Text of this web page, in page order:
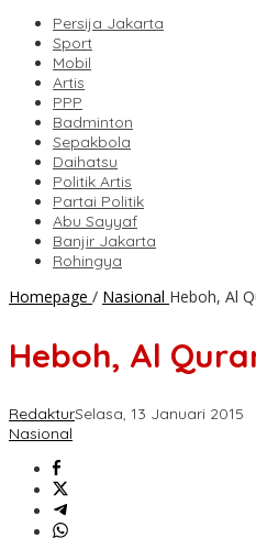
Persija Jakarta
Sport
Mobil
Artis
PPP
Badminton
Sepakbola
Daihatsu
Politik Artis
Partai Politik
Abu Sayyaf
Banjir Jakarta
Rohingya
Homepage / Nasional Heboh, Al
Heboh, Al
RedakturSelasa, 13 Januari 2015
Nasional